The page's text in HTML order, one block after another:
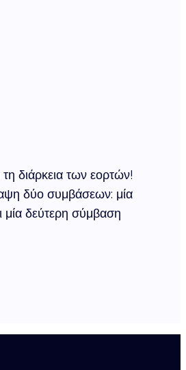
διάρκεια των εορτών!
δύο συμβάσεων: μία
δεύτερη σύμβαση